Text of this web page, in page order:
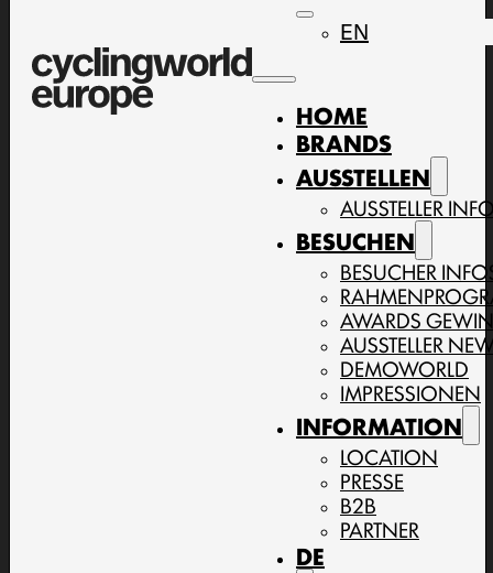
EN
HOME
BRANDS
AUSSTELLEN
AUSSTELLER
BESUCHEN
BESUCHER
AWARDS
AUSSTELLER
DEMOWORLD
IMPRESSIONEN
INFORMATION
LOCATION
PRESSE
B2B
PARTNER
DE